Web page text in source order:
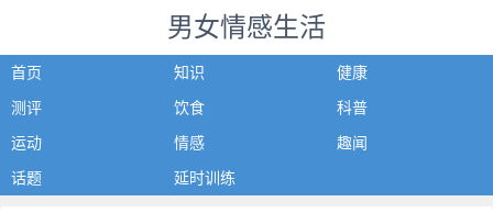
男女情感生活
首页 知识
健康
测评
饮食
科普
运动
情感
趣闻
话题
延时训练